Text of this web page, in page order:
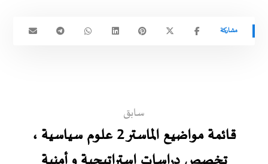
سابق
قائمة مواضيع الماستر 2 علوم سياسية ،